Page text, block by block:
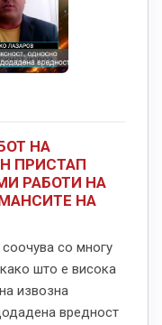
НА
ПРИСТАП
РАБОТИ НА
НА
со многу
што е висока
извозна
вредност